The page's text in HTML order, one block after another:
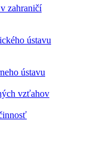
zahraničí
ústavu
ústavu
vzťahov